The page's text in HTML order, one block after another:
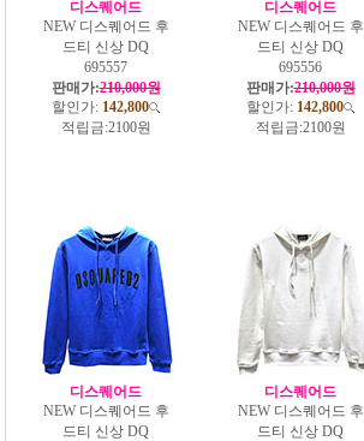
디스퀘어드
NEW 디스퀘어드 후
드티 신상 DQ
695557
판매가:210,000원
할인가: 142,800
적립금:2100원
디스퀘어드
NEW 디스퀘어드 후
드티 신상 DQ
695556
판매가:210,000원
할인가: 142,800
적립금:2100원
디스퀘어드
NEW 디스퀘어드 후
드티 신상 DQ
디스퀘어드
NEW 디스퀘어드 후
드티 신상 DQ